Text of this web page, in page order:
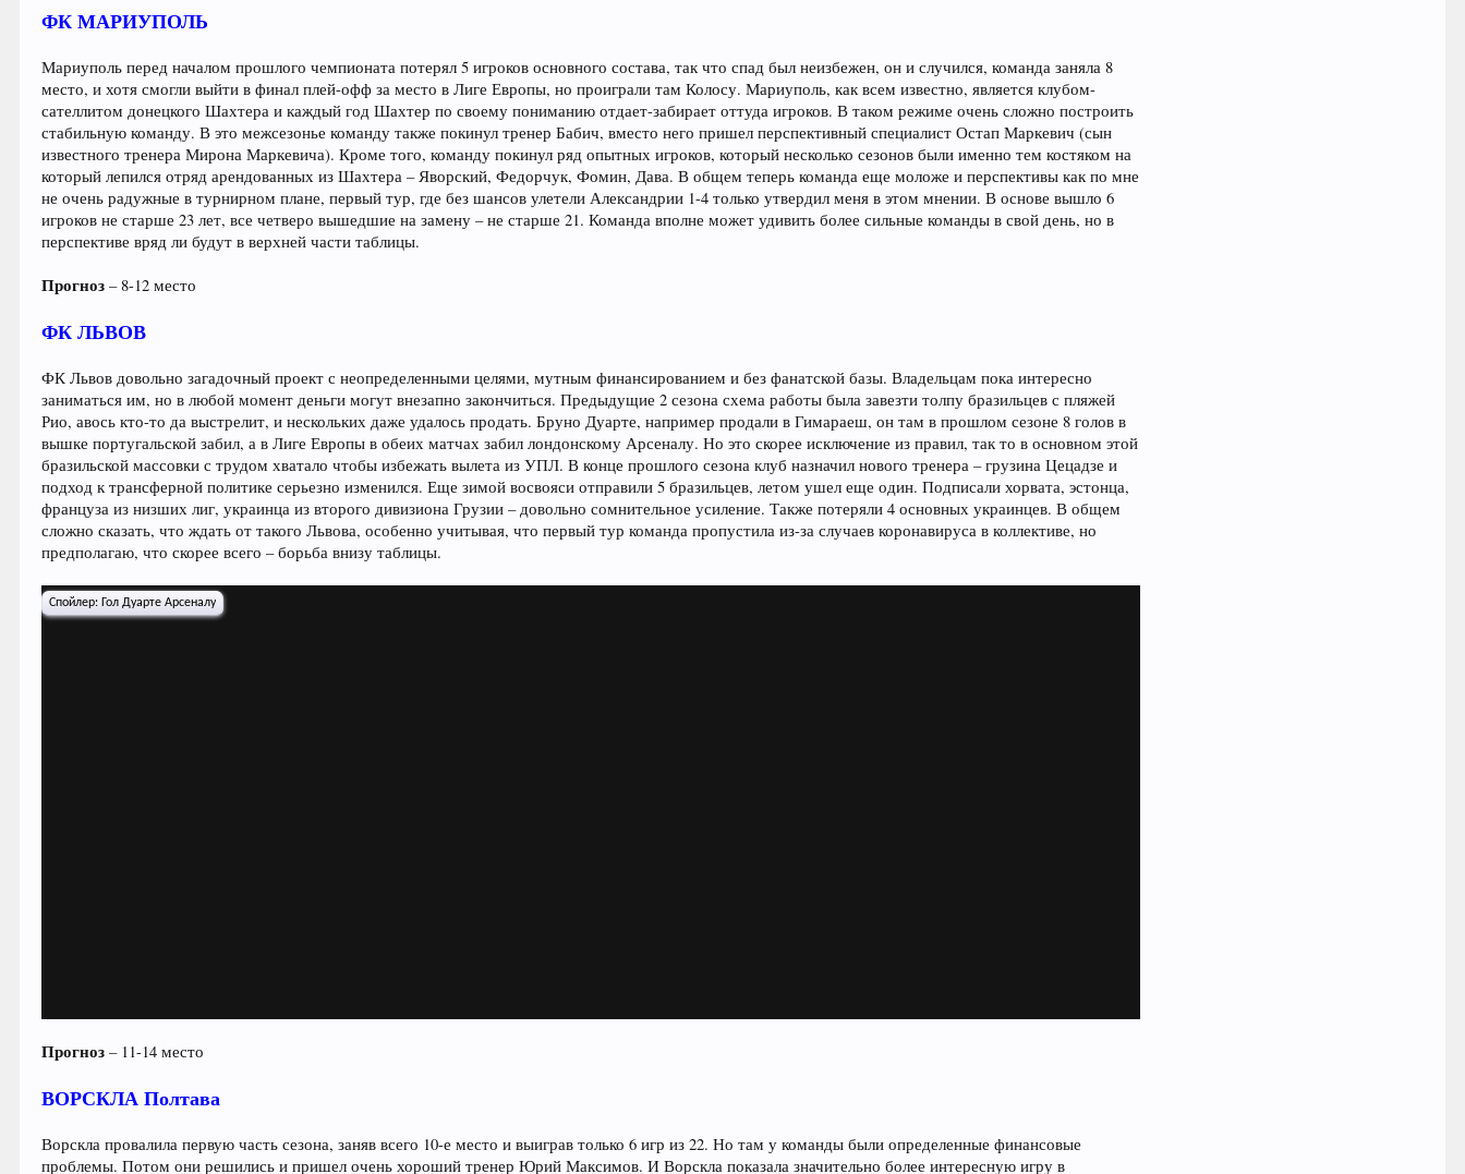
ФК МАРИУПОЛЬ
Мариуполь перед началом прошлого чемпионата потерял 5 игроков основного состава, так что спад был неизбежен, он и случился, команда заняла 8
место, и хотя смогли выйти в финал плей-офф за место в Лиге Европы, но проиграли там Колосу. Мариуполь, как всем известно, является клубом-
сателлитом донецкого Шахтера и каждый год Шахтер по своему пониманию отдает-забирает оттуда игроков. В таком режиме очень сложно построить
стабильную команду. В это межсезонье команду также покинул тренер Бабич, вместо него пришел перспективный специалист Остап Маркевич (сын
известного тренера Мирона Маркевича). Кроме того, команду покинул ряд опытных игроков, который несколько сезонов были именно тем костяком на
который лепился отряд арендованных из Шахтера – Яворский, Федорчук, Фомин, Дава. В общем теперь команда еще моложе и перспективы как по мне
не очень радужные в турнирном плане, первый тур, где без шансов улетели Александрии 1-4 только утвердил меня в этом мнении. В основе вышло 6
игроков не старше 23 лет, все четверо вышедшие на замену – не старше 21. Команда вполне может удивить более сильные команды в свой день, но в
перспективе вряд ли будут в верхней части таблицы.
Прогноз– 8-12 место
ФК ЛЬВОВ
ФК Львов довольно загадочный проект с неопределенными целями, мутным финансированием и без фанатской базы. Владельцам пока интересно
заниматься им, но в любой момент деньги могут внезапно закончиться. Предыдущие 2 сезона схема работы была завезти толпу бразильцев с пляжей
Рио, авось кто-то да выстрелит, и нескольких даже удалось продать. Бруно Дуарте, например продали в Гимараеш, он там в прошлом сезоне 8 голов в
вышке португальской забил, а в Лиге Европы в обеих матчах забил лондонскому Арсеналу. Но это скорее исключение из правил, так то в основном этой
бразильской массовки с трудом хватало чтобы избежать вылета из УПЛ. В конце прошлого сезона клуб назначил нового тренера – грузина Цецадзе и
подход к трансферной политике серьезно изменился. Еще зимой восвояси отправили 5 бразильцев, летом ушел еще один. Подписали хорвата, эстонца,
француза из низших лиг, украинца из второго дивизиона Грузии – довольно сомнительное усиление. Также потеряли 4 основных украинцев. В общем
сложно сказать, что ждать от такого Львова, особенно учитывая, что первый тур команда пропустила из-за случаев коронавируса в коллективе, но
предполагаю, что скорее всего – борьба внизу таблицы.
Спойлер: Гол Дуарте Арсеналу
Прогноз– 11-14 место
ВОРСКЛА Полтава
Ворскла провалила первую часть сезона, заняв всего 10-е место и выиграв только 6 игр из 22. Но там у команды были определенные финансовые
проблемы. Потом они решились и пришел очень хороший тренер Юрий Максимов. И Ворскла показала значительно более интересную игру в